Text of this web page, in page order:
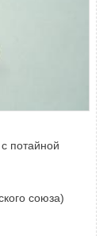
потайной
союза)